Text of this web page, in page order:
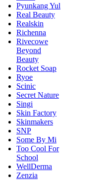
Pyunkang Yul
Real Beauty
Realskin
Richenna
Rivecowe
Beyond
Beauty
Rocket Soap
Ryoe
Scinic
Secret Nature
Singi
Skin Factory
Skinmakers
SNP
Some By Mi
Too Cool For
School
WellDerma
Zenzia